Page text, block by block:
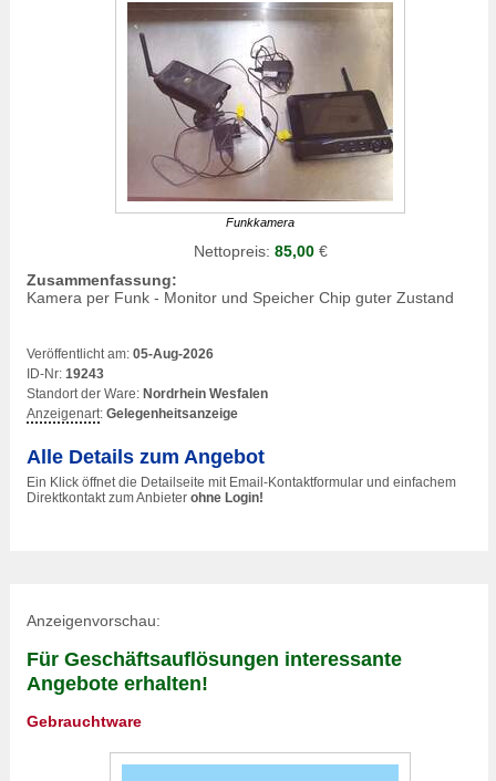
Funkkamera
Nettopreis: 85,00€
Zusammenfassung:
Kamera per Funk - Monitor und Speicher Chip guter Zustand
Veröffentlicht am: 05-Aug-2026
ID-Nr: 19243
Standort der Ware: Nordrhein Wesfalen
Anzeigenart: Gelegenheitsanzeige
Alle Details zum Angebot
Ein Klick öffnet die Detailseite mit Email-Kontaktformular und einfachem
Direktkontakt zum Anbieter ohne Login!
Anzeigenvorschau:
Für Geschäftsauflösungen interessante
Angebote erhalten!
Gebrauchtware